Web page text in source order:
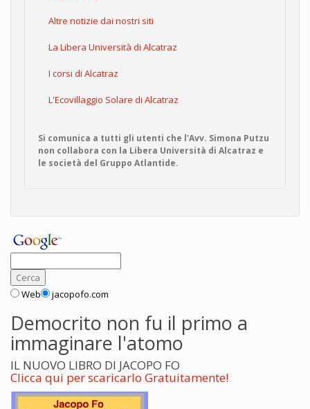
Altre notizie dai nostri siti
La Libera Università di Alcatraz
I corsi di Alcatraz
L'Ecovillaggio Solare di Alcatraz
Si comunica a tutti gli utenti che l'Avv. Simona Putzu
non collabora con la Libera Università di Alcatraz e
le società del Gruppo Atlantide.
Web jacopofo.com
Democrito non fu il primo a
immaginare l'atomo
IL NUOVO LIBRO DI JACOPO FO
Clicca qui per scaricarlo Gratuitamente!